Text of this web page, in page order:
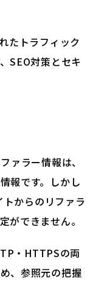
たトラフィック
SEO対策とセキ
ァラー情報は、
報です。しかし
からのリファラ
ができません。
・HTTPSの両
、参照元の把握